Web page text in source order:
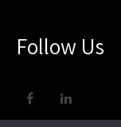
Follow Us